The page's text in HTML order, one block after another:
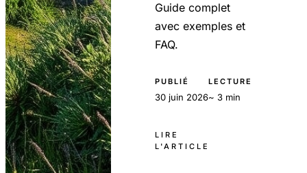
Guide complet
avec exemples et
FAQ.
PUBLIÉ
30 juin 2026
LECTURE
~ 3 min
LIRE
L'ARTICLE